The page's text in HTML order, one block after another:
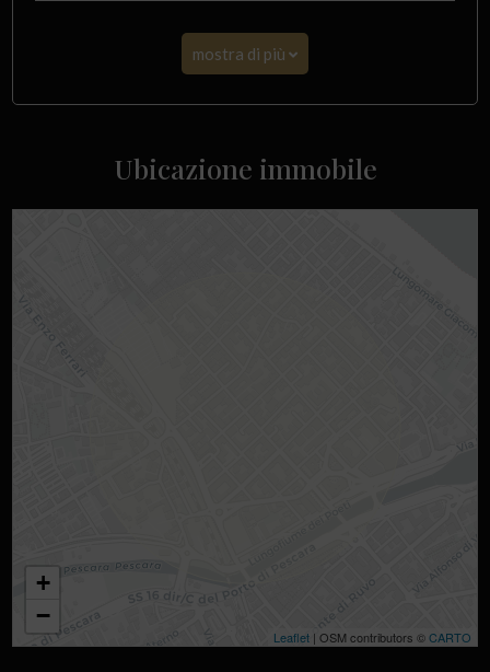
mostra di più
Ubicazione immobile
+
−
Leaflet| OSM contributors ©CARTO